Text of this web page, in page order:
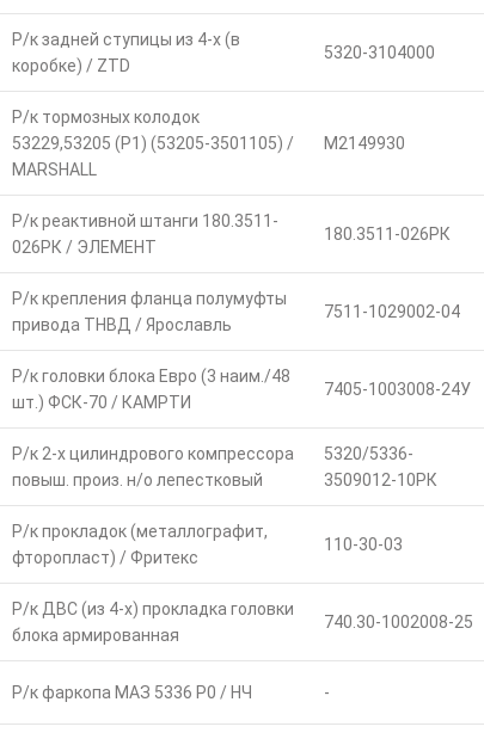
Р/к задней ступицы из 4-х (в
коробке) / ZTD
5320-3104000
Р/к тормозных колодок
53229,53205 (Р1) (53205-3501105) /
MARSHALL
M2149930
Р/к реактивной штанги 180.3511-
026РК / ЭЛЕМЕНТ
180.3511-026РК
Р/к крепления фланца полумуфты
привода ТНВД / Ярославль
7511-1029002-04
Р/к головки блока Евро (3 наим./48
шт.) ФСК-70 / КАМРТИ
7405-1003008-24У
Р/к 2-х цилиндрового компрессора
повыш. произ. н/о лепестковый
5320/5336-
3509012-10РК
Р/к прокладок (металлографит,
фторопласт) / Фритекс
110-30-03
Р/к ДВС (из 4-х) прокладка головки
блока армированная
740.30-1002008-25
Р/к фаркопа МАЗ 5336 Р0 / НЧ -